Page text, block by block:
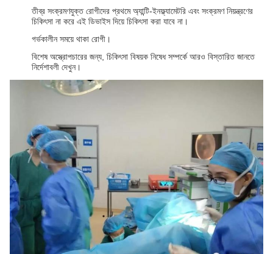
তীব্র সংক্রমণযুক্ত রোগীদের প্রথমে অ্যান্টি-ইনফ্ল্যামেটরি এবং সংক্রমণ নিয়ন্ত্রণের
চিকিৎসা না করে এই ডিভাইস দিয়ে চিকিৎসা করা যাবে না।
গর্ভকালীন সময়ে থাকা রোগী।
বিশেষ অস্ত্রোপচারের জন্য, চিকিৎসা বিষয়ক নিষেধ সম্পর্কে আরও বিস্তারিত জানতে
নির্দেশাবলী দেখুন।